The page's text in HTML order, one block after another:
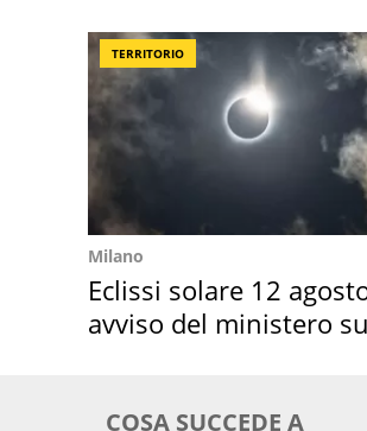
TERRITORIO
Milano
Eclissi solare 12
avviso del ministero su